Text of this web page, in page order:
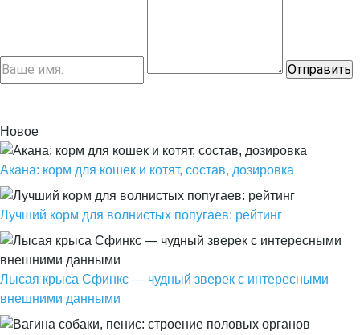
Новое
Акана: корм для кошек и котят, состав, дозировка
Лучший корм для волнистых попугаев: рейтинг
Лысая крыса Сфинкс — чудный зверек с интересными
внешними данными